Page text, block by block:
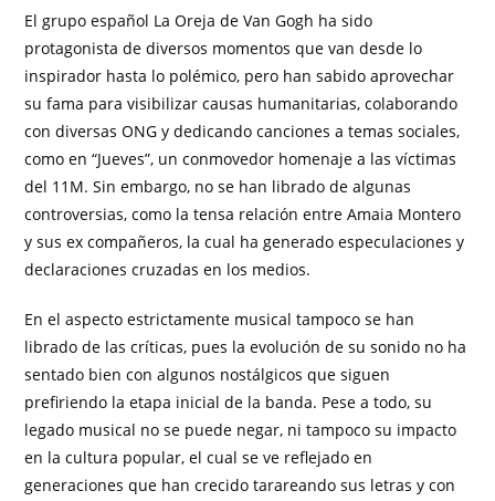
El grupo español La Oreja de Van Gogh ha sido
protagonista de diversos momentos que van desde lo
inspirador hasta lo polémico, pero han sabido aprovechar
su fama para visibilizar causas humanitarias, colaborando
con diversas ONG y dedicando canciones a temas sociales,
como en “Jueves”, un conmovedor homenaje a las víctimas
del 11M. Sin embargo, no se han librado de algunas
controversias, como la tensa relación entre Amaia Montero
y sus ex compañeros, la cual ha generado especulaciones y
declaraciones cruzadas en los medios.
En el aspecto estrictamente musical tampoco se han
librado de las críticas, pues la evolución de su sonido no ha
sentado bien con algunos nostálgicos que siguen
prefiriendo la etapa inicial de la banda. Pese a todo, su
legado musical no se puede negar, ni tampoco su impacto
en la cultura popular, el cual se ve reflejado en
generaciones que han crecido tarareando sus letras y con